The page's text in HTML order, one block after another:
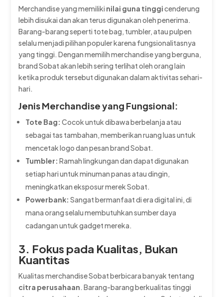
Merchandise yang memiliki nilai guna tinggicenderung
lebih disukai dan akan terus digunakan oleh penerima.
Barang-barang seperti tote bag, tumbler, atau pulpen
selalu menjadi pilihan populer karena fungsionalitasnya
yang tinggi. Dengan memilih merchandise yang berguna,
brand Sobat akan lebih sering terlihat oleh orang lain
ketika produk tersebut digunakan dalam aktivitas sehari-
hari.
Jenis Merchandise yang Fungsional:
Tote Bag: Cocok untuk dibawa berbelanja atau
sebagai tas tambahan, memberikan ruang luas untuk
mencetak logo dan pesan brand Sobat.
Tumbler: Ramah lingkungan dan dapat digunakan
setiap hari untuk minuman panas atau dingin,
meningkatkan eksposur merek Sobat.
Powerbank: Sangat bermanfaat di era digital ini, di
mana orang selalu membutuhkan sumber daya
cadangan untuk gadget mereka.
3. Fokus pada Kualitas, Bukan
Kuantitas
Kualitas merchandise Sobat berbicara banyak tentang
citra perusahaan. Barang-barang berkualitas tinggi